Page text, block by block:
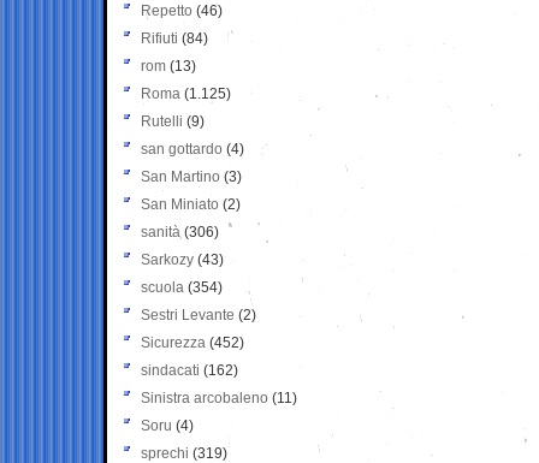
Repetto (46)
Rifiuti (84)
rom (13)
Roma (1.125)
Rutelli (9)
san gottardo (4)
San Martino (3)
San Miniato (2)
sanità (306)
Sarkozy (43)
scuola (354)
Sestri Levante (2)
Sicurezza (452)
sindacati (162)
Sinistra arcobaleno (11)
Soru (4)
sprechi (319)